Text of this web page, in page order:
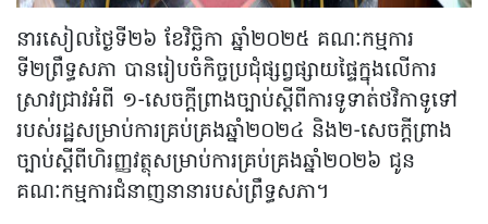
នារសៀលថ្ងៃទី២៦ ខែវិច្ឆិកា ឆ្នាំ២០២៥ គណៈកម្មការ
ទី២ព្រឹទ្ធសភា បានរៀបចំកិច្ចប្រជុំផ្សព្វផ្សាយផ្ទៃក្នុងលើការ
ស្រាវជ្រាវអំពី ១-សេចក្តីព្រាងច្បាប់ស្តីពីការទូទាត់ថវិកាទូទៅ
របស់រដ្ឋសម្រាប់ការគ្រប់គ្រងឆ្នាំ២០២៤ និង២-សេចក្តីព្រាង
ច្បាប់ស្តីពីហិរញ្ញវត្ថុសម្រាប់ការគ្រប់គ្រងឆ្នាំ២០២៦ ជូន
គណៈកម្មការជំនាញនានារបស់ព្រឹទ្ធសភា។